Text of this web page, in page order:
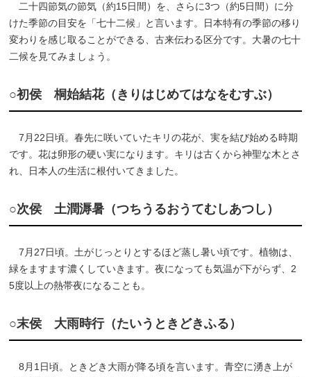
二十四節気の節気（約15日間）を、さらに3つ（約5日間）に分
けた季節の目安を「七十二候」と言います。日本特有の季節の移り
変わりを感じ取ることができる、古来伝わる区分です。大暑の七十
二候を見てみましょう。
○初侯 桐始結花（きりはじめてはなをむすぶ）
7月22日頃。春先に咲いていたキリの花が、実を結び始める時期
です。花は卵形の硬い実になります。キリは古くから神聖な木とさ
れ、日本人の生活に根付いてきました。
○次侯 土潤溽暑（つちうるおうてむしあつし）
7月27日頃。土がじっとりとするほど蒸し暑い頃です。植物は、
緑をますます濃くしていきます。夜になっても気温が下がらず、2
5度以上の熱帯夜になることも。
○末侯 大雨時行（たいうときどきふる）
8月1日頃。ときどき大雨が降る頃を言います。青空に湧き上が